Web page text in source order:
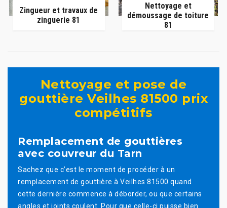
Zingueur et travaux de
zinguerie 81
Nettoyage et
démoussage de toiture
81
Nettoyage et pose de
gouttière Veilhes 81500 prix
compétitifs
Remplacement de gouttières
avec couvreur du Tarn
Sachez que c’est le moment de procéder à un
remplacement de gouttière à Veilhes 81500 quand
cette dernière commence à déborder, ou que certains
angles et joints coulent. Pour que celle-ci puisse bien